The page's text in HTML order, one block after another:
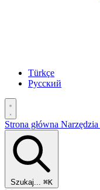
Türkçe
Русский
Strona główna Narzędzia
Szukaj... ⌘K